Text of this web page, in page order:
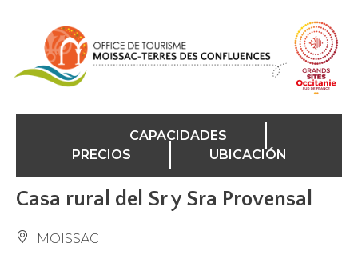
CAPACIDADES
PRECIOS
UBICACIÓN
Casa rural del Sr y Sra Provensal
MOISSAC